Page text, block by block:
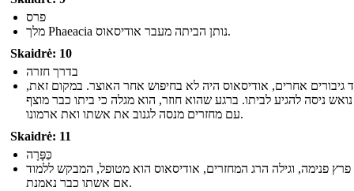
פרס
מלך Phaeacia נותן הביתה מעבר אודיסאוס.
Skaidrė: 10
בדרך חזרה
גיבורים אחרים, אודיסאוס היה לא בחיפוש אחר האוצר. במקום זאת,
ניסה להגיע לביתו. ברגע שהוא חוזר, הוא מגלה כי ביתו כבר מוצף
עם מחזרים מנסה לגנוב את אשתו ואת ארמונו.
Skaidrė: 11
כַּפָּרָה
פנימה, וגילה הרג המחזרים, אודיסאוס הוא מטופל, המבקש ללמוד
אם אשתו כבר נאמנת.